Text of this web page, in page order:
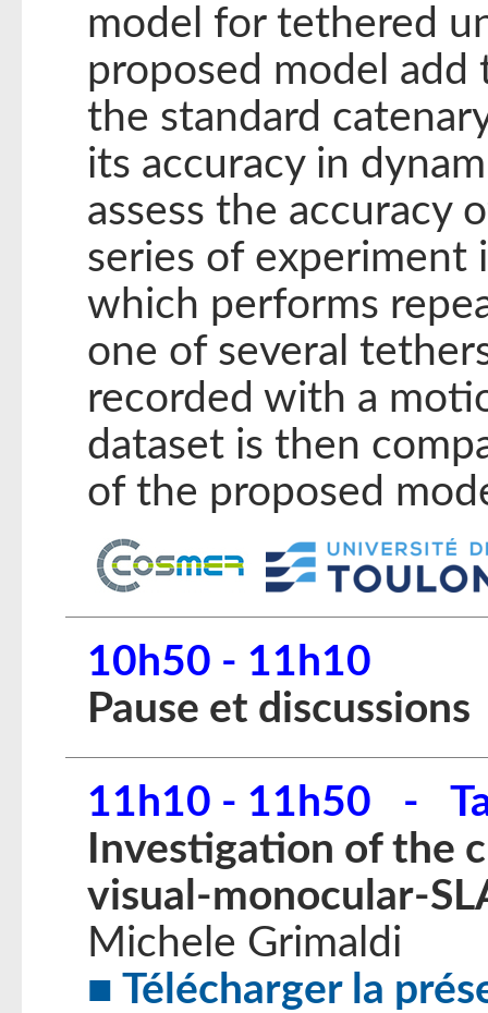
model for tethered
proposed model
the standard
its accuracy in
assess the accuracy
series of experiment
which performs
one of several
recorded with a
dataset is then
of the proposed
10h50 - 11h10
Pause et discussions
11h10 - 11h50 -
Investigation of the
visual-monocular-
Michele Grimaldi
Télécharger la